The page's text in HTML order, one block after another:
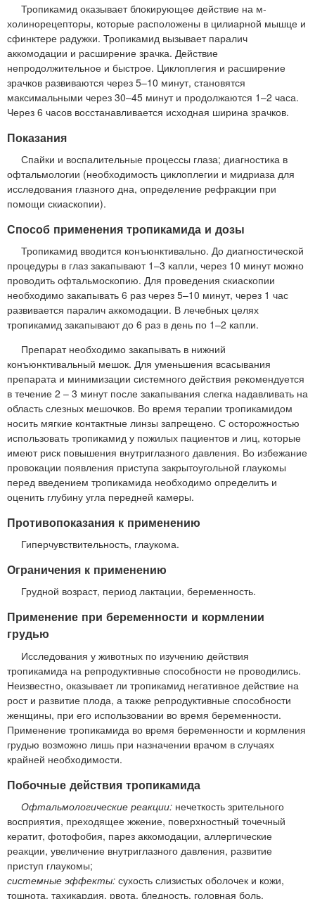
Тропикамид оказывает блокирующее действие на м-
холинорецепторы, которые расположены в цилиарной мышце и
сфинктере радужки. Тропикамид вызывает паралич
аккомодации и расширение зрачка. Действие
непродолжительное и быстрое. Циклоплегия и расширение
зрачков развиваются через 5–10 минут, становятся
максимальными через 30–45 минут и продолжаются 1–2 часа.
Через 6 часов восстанавливается исходная ширина зрачков.
Показания
Спайки и воспалительные процессы глаза; диагностика в
офтальмологии (необходимость циклоплегии и мидриаза для
исследования глазного дна, определение рефракции при
помощи скиаскопии).
Способ применения тропикамида и дозы
Тропикамид вводится конъюнктивально. До диагностической
процедуры в глаз закапывают 1–3 капли, через 10 минут можно
проводить офтальмоскопию. Для проведения скиаскопии
необходимо закапывать 6 раз через 5–10 минут, через 1 час
развивается паралич аккомодации. В лечебных целях
тропикамид закапывают до 6 раз в день по 1–2 капли.
Препарат необходимо закапывать в нижний
конъюнктивальный мешок. Для уменьшения всасывания
препарата и минимизации системного действия рекомендуется
в течение 2 – 3 минут после закапывания слегка надавливать на
область слезных мешочков. Во время терапии тропикамидом
носить мягкие контактные линзы запрещено. С осторожностью
использовать тропикамид у пожилых пациентов и лиц, которые
имеют риск повышения внутриглазного давления. Во избежание
провокации появления приступа закрытоугольной глаукомы
перед введением тропикамида необходимо определить и
оценить глубину угла передней камеры.
Противопоказания к применению
Гиперчувствительность, глаукома.
Ограничения к применению
Грудной возраст, период лактации, беременность.
Применение при беременности и кормлении
грудью
Исследования у животных по изучению действия
тропикамида на репродуктивные способности не проводились.
Неизвестно, оказывает ли тропикамид негативное действие на
рост и развитие плода, а также репродуктивные способности
женщины, при его использовании во время беременности.
Применение тропикамида во время беременности и кормления
грудью возможно лишь при назначении врачом в случаях
крайней необходимости.
Побочные действия тропикамида
Офтальмологические реакции: нечеткость зрительного
восприятия, преходящее жжение, поверхностный точечный
кератит, фотофобия, парез аккомодации, аллергические
реакции, увеличение внутриглазного давления, развитие
приступ глаукомы;
системные эффекты: сухость слизистых оболочек и кожи,
тошнота, тахикардия, рвота, бледность, головная боль,